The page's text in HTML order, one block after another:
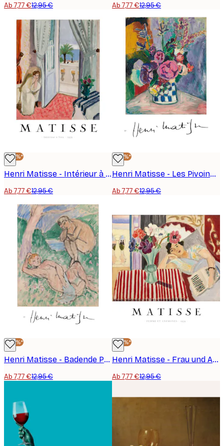
Ab 7,77 €12,95 € Ab 7,77 €12,95 €
-40%*
Henri Matisse - Intérieur à Nice Poster
Ab 7,77 €12,95 €
-40%*
Henri Matisse - Les Pivoines Poster
Ab 7,77 €12,95 €
-40%*
Henri Matisse - Badende Poster
Ab 7,77 €12,95 €
-40%*
Henri Matisse - Frau und Anemonen Poster
Ab 7,77 €12,95 €